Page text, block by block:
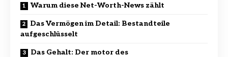
Warum diese Net-Worth-News zählt
Das Vermögen im Detail: Bestandteile
aufgeschlüsselt
Das Gehalt: Der motor des